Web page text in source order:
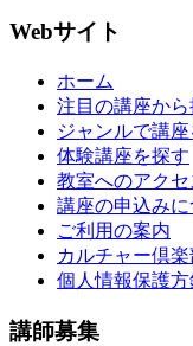
Webサイト
ホーム
注目の講座から
ジャンルで講
体験講座を探す
教室へのアクセ
講座の申込みに
ご利用の案内
カルチャー倶
個人情報保護方
講師募集